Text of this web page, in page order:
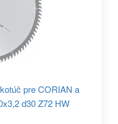
pre CORIAN a
d30 Z72 HW